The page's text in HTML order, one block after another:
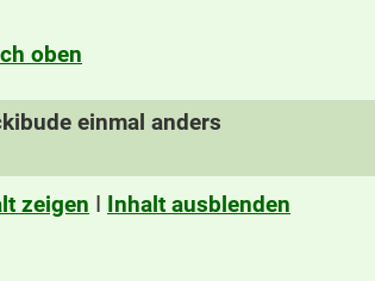
oben
einmal anders
zeigen I Inhalt ausblenden